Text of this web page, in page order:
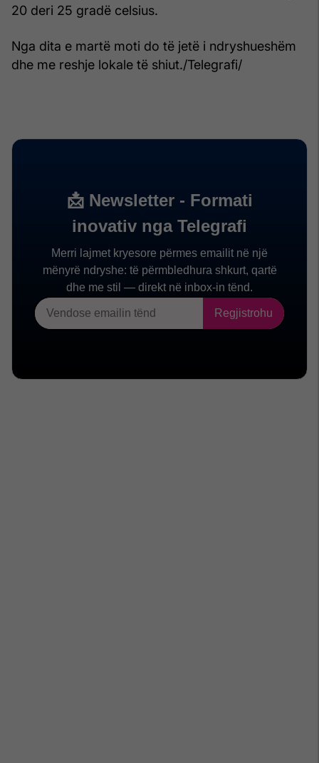
20 deri 25 gradë celsius.
Nga dita e martë moti do të jetë i ndryshueshëm
dhe me reshje lokale të shiut./Telegrafi/